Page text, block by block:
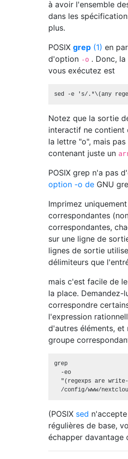
à avoir l'ensemble
dans les
plus.
POSIX grep(1) en
d'option -o. Donc, la
vous exécutez est
Notez que la sortie
interactif ne contient
la lettre "o", mais
contenant juste un
POSIX grep n'a pas
option -o deGNU
Imprimez
correspondantes
correspondantes,
sur une ligne de
lignes de sortie
délimiteurs que
mais c'est facile de
la place. Demandez-
correspondre
l'expression
d'autres éléments,
groupe
grep
-eo
"(regexps are
(POSIX sed
régulières de base,
échapper davantage